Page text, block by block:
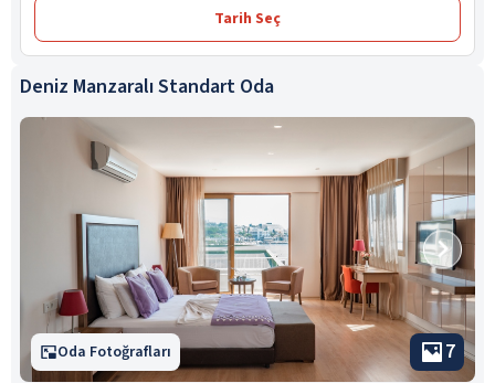
Tarih Seç
Deniz Manzaralı Standart Oda
Oda Fotoğrafları 7